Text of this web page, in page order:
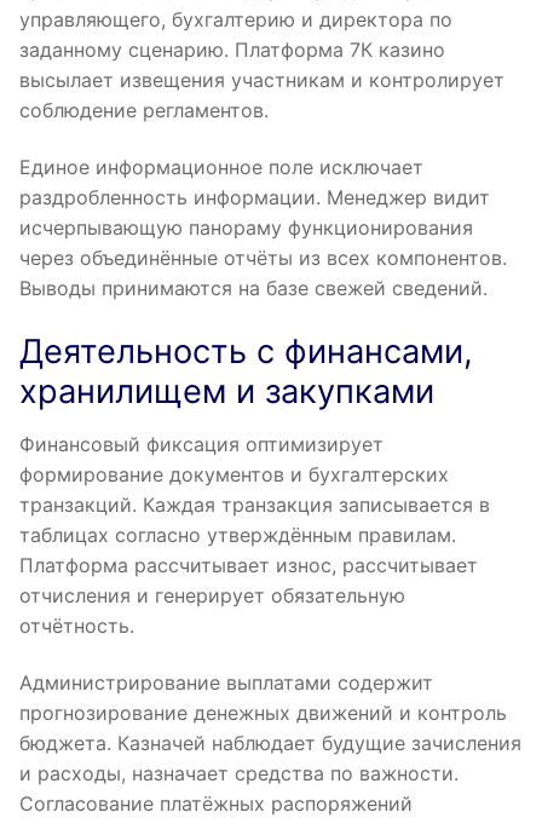
управляющего, бухгалтерию и директора по
заданному сценарию. Платформа 7К казино
высылает извещения участникам и контролирует
соблюдение регламентов.
Единое информационное поле исключает
раздробленность информации. Менеджер видит
исчерпывающую панораму функционирования
через объединённые отчёты из всех компонентов.
Выводы принимаются на базе свежей сведений.
Деятельность с финансами,
хранилищем и закупками
Финансовый фиксация оптимизирует
формирование документов и бухгалтерских
транзакций. Каждая транзакция записывается в
таблицах согласно утверждённым правилам.
Платформа рассчитывает износ, рассчитывает
отчисления и генерирует обязательную
отчётность.
Администрирование выплатами содержит
прогнозирование денежных движений и контроль
бюджета. Казначей наблюдает будущие зачисления
и расходы, назначает средства по важности.
Согласование платёжных распоряжений